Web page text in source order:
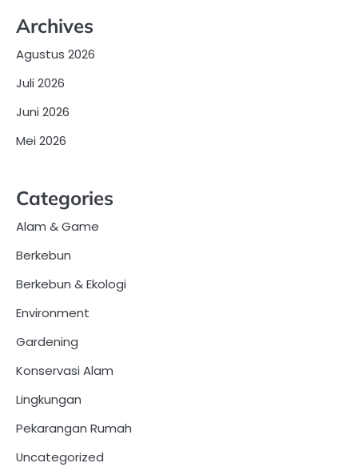
Archives
Agustus 2026
Juli 2026
Juni 2026
Mei 2026
Categories
Alam & Game
Berkebun
Berkebun & Ekologi
Environment
Gardening
Konservasi Alam
Lingkungan
Pekarangan Rumah
Uncategorized